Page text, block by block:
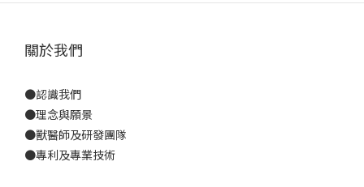
關於我們
●認識我們
●理念與願景
●獸醫師及研發團隊
●專利及專業技術